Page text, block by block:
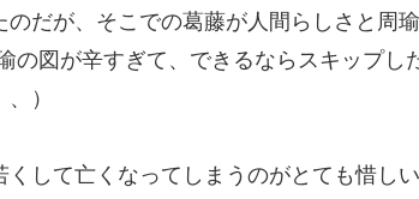
のだが、そこでの葛藤が人間らしさと周
の図が辛すぎて、できるならスキップし
）
くして亡くなってしまうのがとても惜し